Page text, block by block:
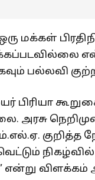
மக்கள்
பல்லவி
பிரியா
அரசு
குறித்த
விளக்கம்